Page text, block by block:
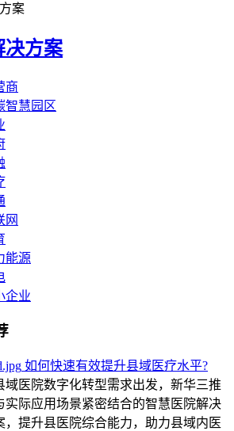
案
决方案
商
智慧园区
网
能源
企业
如何快速有效提升县域医疗水平?
域医院数字化转型需求出发，新华三推
实际应用场景紧密结合的智慧医院解决
，提升县医院综合能力，助力县域内医